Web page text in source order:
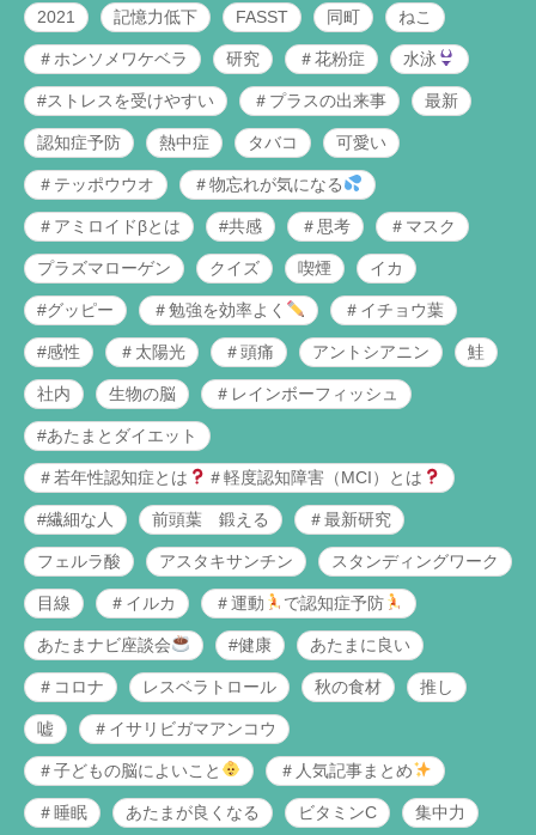
2021 記憶力低下 FASST 同町 ねこ
＃ホンソメワケベラ 研究 ＃花粉症 水泳
#ストレスを受けやすい ＃プラスの出来事 最新
認知症予防 熱中症 タバコ 可愛い
＃テッポウウオ ＃物忘れが気になる
＃アミロイドβとは #共感 ＃思考 ＃マスク
プラズマローゲン クイズ 喫煙 イカ
#グッピー ＃勉強を効率よく ＃イチョウ葉
#感性 ＃太陽光 ＃頭痛 アントシアニン 鮭
社内 生物の脳 ＃レインボーフィッシュ
#あたまとダイエット
＃若年性認知症とは ＃軽度認知障害（MCI）とは
#繊細な人 前頭葉 鍛える ＃最新研究
フェルラ酸 アスタキサンチン スタンディングワーク
目線 ＃イルカ ＃運動 で認知症予防
あたまナビ座談会 #健康 あたまに良い
＃コロナ レスベラトロール 秋の食材 推し
嘘 ＃イサリビガマアンコウ
＃子どもの脳によいこと ＃人気記事まとめ
＃睡眠 あたまが良くなる ビタミンC 集中力